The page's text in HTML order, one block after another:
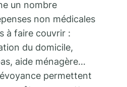
un nombre
non médicales
à faire couvrir :
du domicile,
aide ménagère…
permettent